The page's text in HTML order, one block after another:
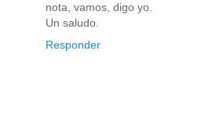
nota, vamos, digo yo.
Un saludo.
Responder